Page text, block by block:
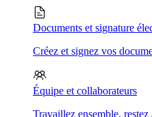
Documents et signature
Créez et signez vos
Équipe et collaborateurs
Travaillez ensemble, restez